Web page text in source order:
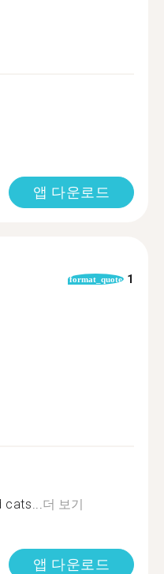
앱 다운로드
format_quote 1
cats...더 보기
앱 다운로드